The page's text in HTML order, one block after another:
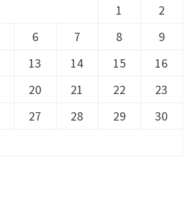
1
2
6 7 8
9
13 14 15
16
20 21 22
23
27 28 29
30